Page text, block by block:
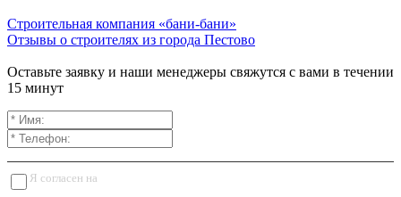
Строительная компания «бани-бани»
Отзывы о строителях из города Пестово
Оставьте заявку и наши менеджеры свяжутся с вами в течении
15 минут
Я согласен на